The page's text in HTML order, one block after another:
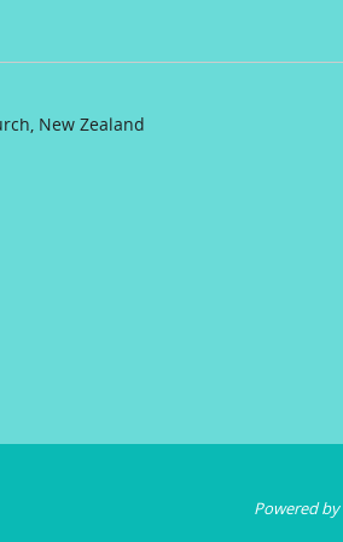
New Zealand
Powered by